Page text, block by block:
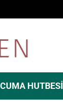
CUMA HUTBESI